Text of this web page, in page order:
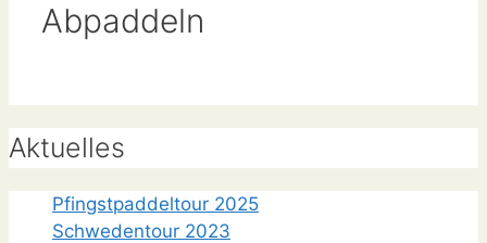
Abpaddeln
Aktuelles
Pfingstpaddeltour 2025
Schwedentour 2023